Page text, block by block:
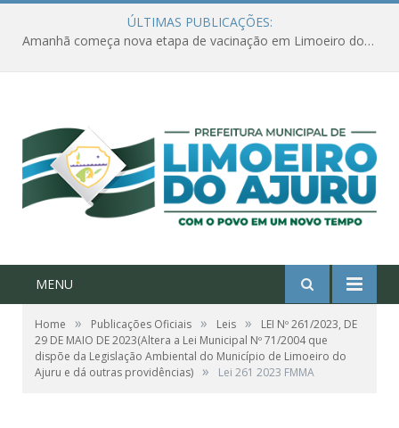
ÚLTIMAS PUBLICAÇÕES:
Amanhã começa nova etapa de vacinação em Limoeiro do Ajuru para idosos com 65 ou mais
MENU
Home » Publicações Oficiais » Leis »
LEI Nº 261/2023, DE
29 DE MAIO DE 2023(Altera a Lei Municipal Nº 71/2004 que
dispõe da Legislação Ambiental do Município de Limoeiro do
Ajuru e dá outras providências) » Lei 261 2023 FMMA